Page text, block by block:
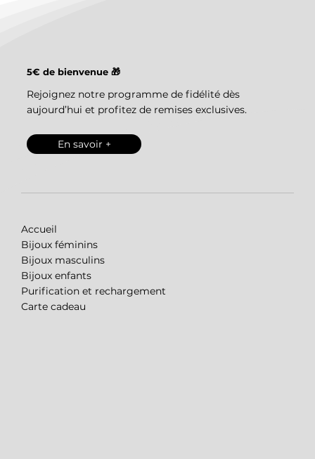
5€ de bienvenue 🎁
Rejoignez notre programme de fidélité dès
aujourd’hui et profitez de remises exclusives.
En savoir +
Accueil
Bijoux féminins
Bijoux masculins
Bijoux enfants
Purification et rechargement
Carte cadeau